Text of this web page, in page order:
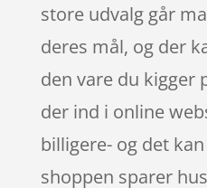
store udvalg går
deres mål, og der
den vare du kigger
der ind i online
billigere- og det
shoppen sparer